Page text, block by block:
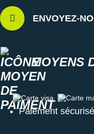
Toutes les
Les autres produits
ENVOYEZ-
MOYENS
Carte visa Carte
Paiement